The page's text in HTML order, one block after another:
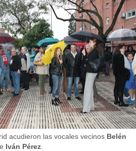
acudieron las vocales vecinos Belén
e Iván Pérez.